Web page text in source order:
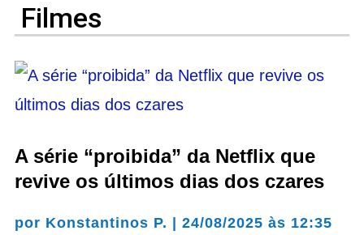
Filmes
A série “proibida” da Netflix que
revive os últimos dias dos czares
por Konstantinos P. 24/08/2025 às 12:35